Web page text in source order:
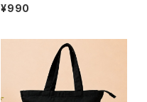
¥990